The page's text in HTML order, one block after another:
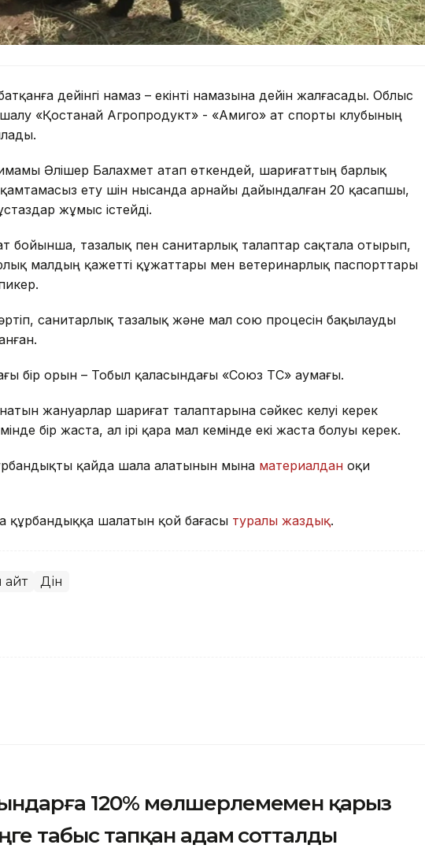
дейінгі намаз – екінті намазына дейін жалғасады. Облыс
«Қостанай Агропродукт» - «Амиго» ат спорты клубының
Әлішер Балахмет атап өткендей, шариғаттың барлық
қамтамасыз ету үшін нысанда арнайы дайындалған 20 қасапшы,
жұмыс істейді.
бойынша, тазалық пен санитарлық талаптар сақтала отырып,
малдың қажетті құжаттары мен ветеринарлық паспорттары
санитарлық тазалық және мал сою процесін бақылауды
бір орын – Тобыл қаласындағы «Союз ТС» аумағы.
жануарлар шариғат талаптарына сәйкес келуі керек
бір жаста, ал ірі қара мал кемінде екі жаста болуы керек.
қайда шала алатынын мына материалдан оқи
құрбандыққа шалатын қой бағасы туралы жаздық.
айт Дін
120% мөлшерлемемен қарыз
табыс тапқан адам сотталды